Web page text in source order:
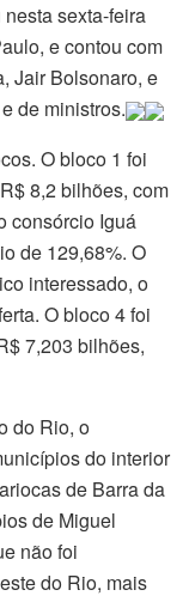
sexta-feira
e contou com
Jair Bolsonaro, e
de ministros.
O bloco 1 foi
8,2 bilhões, com
consórcio Iguá
de 129,68%. O
interessado, o
O bloco 4 foi
7,203 bilhões,
do Rio, o
do interior
de Barra da
de Miguel
não foi
do Rio, mais